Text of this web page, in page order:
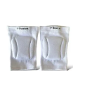
Este
producto
tiene